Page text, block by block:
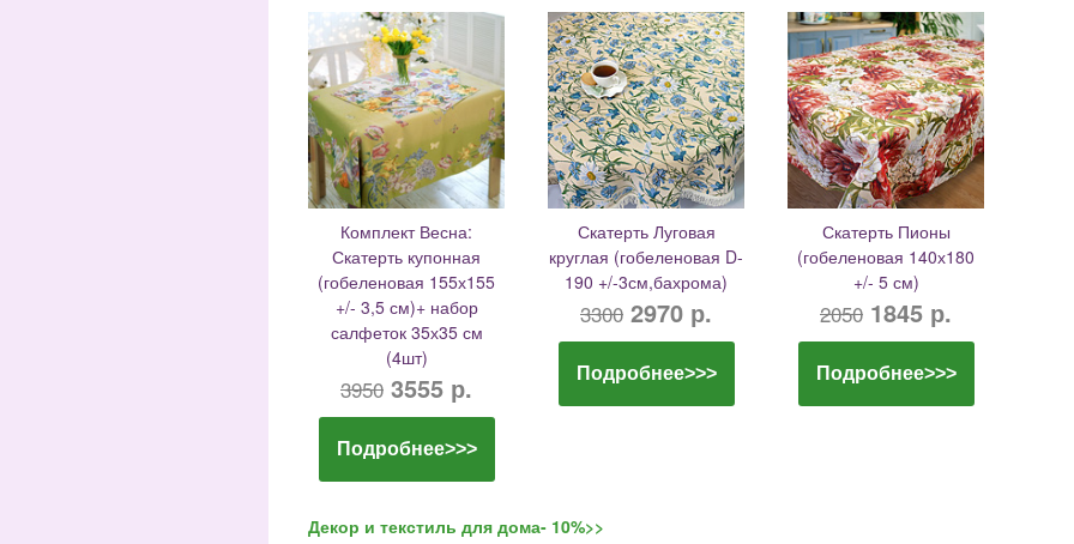
Комплект Весна:
Скатерть купонная
(гобеленовая 155х155
+/- 3,5 см)+ набор
салфеток 35х35 см
(4шт)
3950 3555 р.
Подробнее>>>
Скатерть Луговая
круглая (гобеленовая D-
190 +/-3см,бахрома)
3300 2970 р.
Подробнее>>>
Скатерть Пионы
(гобеленовая 140х180
+/- 5 см)
2050 1845 р.
Подробнее>>>
Декор и текстиль для дома- 10%>>